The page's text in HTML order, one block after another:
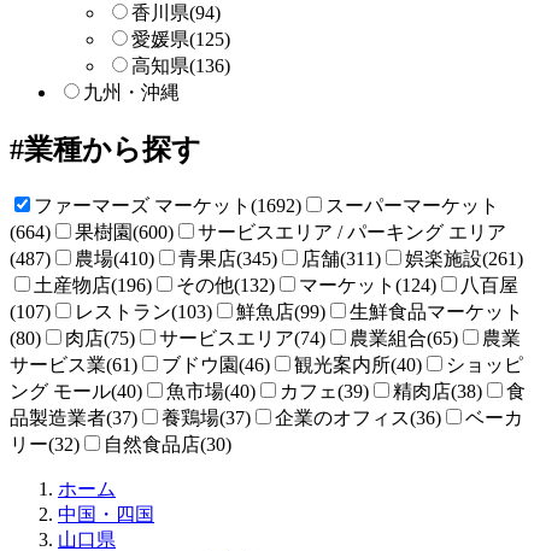
香川県(94)
愛媛県(125)
高知県(136)
九州・沖縄
業種から探す
ファーマーズ マーケット(1692)
スーパーマーケット
(664)
果樹園(600)
サービスエリア / パーキング エリア
(487)
農場(410) 青果店(345) 店舗(311)
娯楽施設(261)
土産物店(196)
その他(132) マーケット(124)
八百屋
(107)
レストラン(103) 鮮魚店(99)
生鮮食品マーケット
(80)
肉店(75) サービスエリア(74) 農業組合(65)
農業
サービス業(61)
ブドウ園(46) 観光案内所(40)
ショッピ
ング モール(40)
魚市場(40) カフェ(39) 精肉店(38)
食
品製造業者(37)
養鶏場(37) 企業のオフィス(36)
ベーカ
リー(32)
自然食品店(30)
ホーム
売
中国・四国
山口県